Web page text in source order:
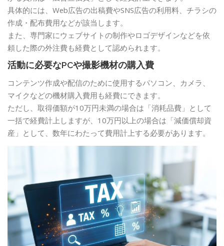
具体的には、Web広告の出稿費やSNS広告の利用料、チラシの
作成・配布費用などが該当します。
また、専門家にウェブサイトの制作やロゴデザインなどを依
頼した際の外注費も経費として認められます。
活動に必要なPCや撮影機材の購入費
コンテンツ作成や配信のために使用するパソコン、カメラ、
マイクなどの機材購入費用も経費にできます。
ただし、取得価額が10万円未満の場合は「消耗品費」として
一括で経費計上しますが、10万円以上の場合は「減価償却資
産」として、数年にわたって費用計上する必要があります。